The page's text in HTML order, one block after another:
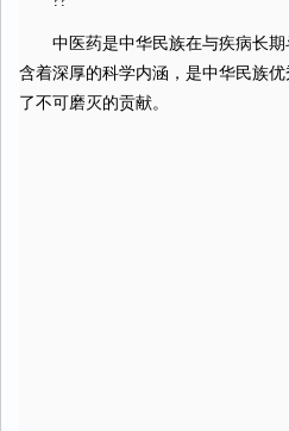
中医药是中华民族在与疾病长期
含着深厚的科学内涵，是中华民族
了不可磨灭的贡献。